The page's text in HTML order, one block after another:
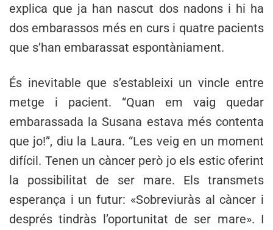
explica que ja han nascut dos nadons i hi ha
dos embarassos més en curs i quatre pacients
que s’han embarassat espontàniament.
És inevitable que s’estableixi un vincle entre
metge i pacient. “Quan em vaig quedar
embarassada la Susana estava més contenta
que jo!”, diu la Laura. “Les veig en un moment
difícil. Tenen un càncer però jo els estic oferint
la possibilitat de ser mare. Els transmets
esperança i un futur: «Sobreviuràs al càncer i
després tindràs l’oportunitat de ser mare». I